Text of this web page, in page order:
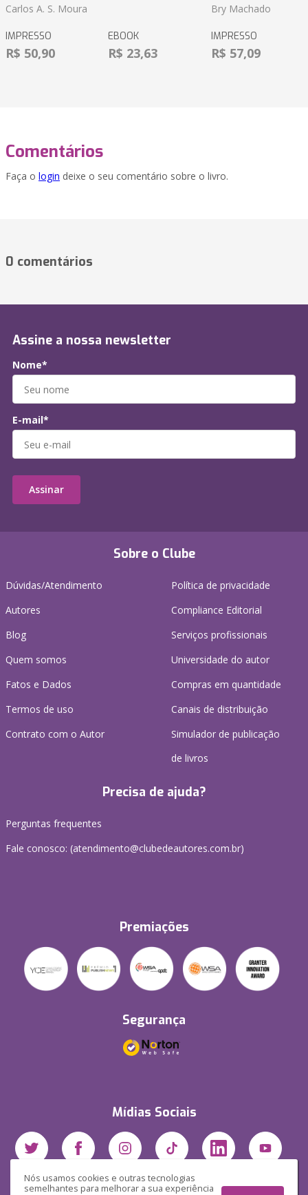
Nós usamos cookies e outras tecnologias
semelhantes para melhorar a sua experiência
Carlos A. S. Moura
IMPRESSO
R$ 50,90
EBOOK
R$ 23,63
Bry Machado
IMPRESSO
R$ 57,09
Comentários
Faça o login deixe o seu comentário sobre o livro.
0 comentários
Sobre o Clube
Dúvidas/Atendimento
Autores
Blog
Quem somos
Fatos e Dados
Termos de uso
Contrato com o Autor
Política de privacidade
Compliance Editorial
Serviços profissionais
Universidade do autor
Compras em quantidade
Canais de distribuição
Simulador de publicação
de livros
Precisa de ajuda?
Perguntas frequentes
Fale conosco: (atendimento@clubedeautores.com.br)
Premiações
Segurança
Mídias Sociais
Assine a nossa newsletter
Nome*
E-mail*
Assinar